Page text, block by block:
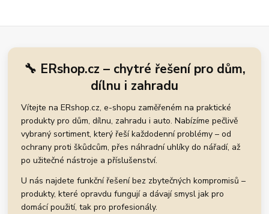
🔧 ERshop.cz – chytré řešení pro dům,
dílnu i zahradu
Vítejte na ERshop.cz, e-shopu zaměřeném na praktické
produkty pro dům, dílnu, zahradu i auto. Nabízíme pečlivě
vybraný sortiment, který řeší každodenní problémy – od
ochrany proti škůdcům, přes náhradní uhlíky do nářadí, až
po užitečné nástroje a příslušenství.
U nás najdete funkční řešení bez zbytečných kompromisů –
produkty, které opravdu fungují a dávají smysl jak pro
domácí použití, tak pro profesionály.